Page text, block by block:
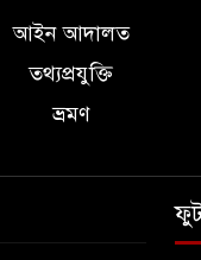
আইন আদালত
তথ্যপ্রযুক্তি
ভ্রমণ